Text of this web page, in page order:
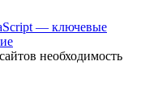
— ключевые
необходимость